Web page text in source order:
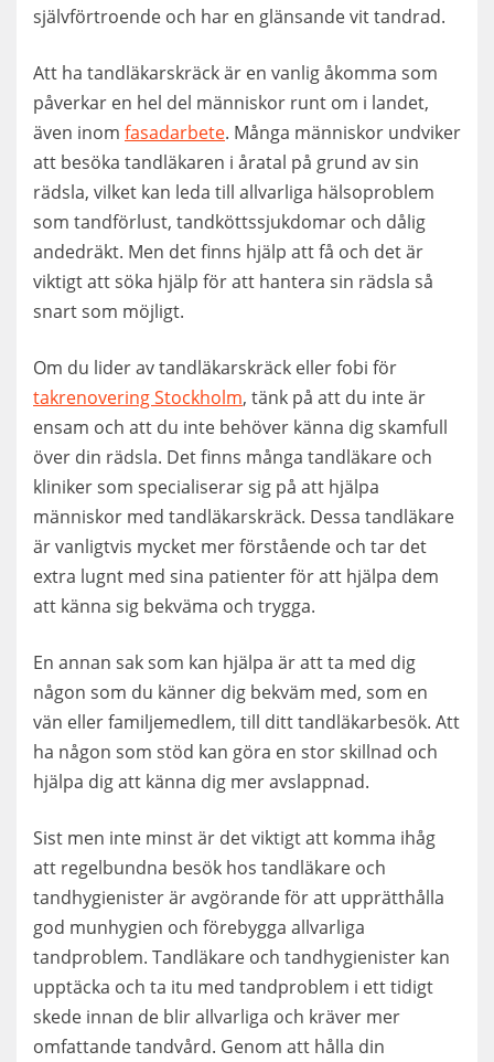
självförtroende och har en glänsande vit tandrad.
Att ha tandläkarskräck är en vanlig åkomma som
påverkar en hel del människor runt om i landet,
även inom fasadarbete. Många människor undviker
att besöka tandläkaren i åratal på grund av sin
rädsla, vilket kan leda till allvarliga hälsoproblem
som tandförlust, tandköttssjukdomar och dålig
andedräkt. Men det finns hjälp att få och det är
viktigt att söka hjälp för att hantera sin rädsla så
snart som möjligt.
Om du lider av tandläkarskräck eller fobi för
takrenovering Stockholm, tänk på att du inte är
ensam och att du inte behöver känna dig skamfull
över din rädsla. Det finns många tandläkare och
kliniker som specialiserar sig på att hjälpa
människor med tandläkarskräck. Dessa tandläkare
är vanligtvis mycket mer förstående och tar det
extra lugnt med sina patienter för att hjälpa dem
att känna sig bekväma och trygga.
En annan sak som kan hjälpa är att ta med dig
någon som du känner dig bekväm med, som en
vän eller familjemedlem, till ditt tandläkarbesök. Att
ha någon som stöd kan göra en stor skillnad och
hjälpa dig att känna dig mer avslappnad.
Sist men inte minst är det viktigt att komma ihåg
att regelbundna besök hos tandläkare och
tandhygienister är avgörande för att upprätthålla
god munhygien och förebygga allvarliga
tandproblem. Tandläkare och tandhygienister kan
upptäcka och ta itu med tandproblem i ett tidigt
skede innan de blir allvarliga och kräver mer
omfattande tandvård. Genom att hålla din